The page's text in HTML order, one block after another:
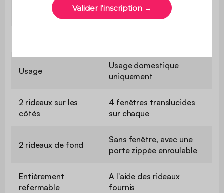
Contient du bois Non
Usage
Usage domestique
uniquement
2 rideaux sur les
côtés
4 fenêtres translucides
sur chaque
2 rideaux de fond
Sans fenêtre, avec une
porte zippée enroulable
Entièrement
refermable
A l'aide des rideaux
fournis